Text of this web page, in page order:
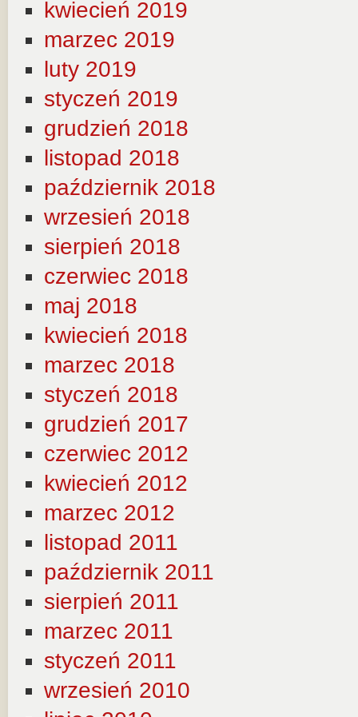
kwiecień 2019
marzec 2019
luty 2019
styczeń 2019
grudzień 2018
listopad 2018
październik 2018
wrzesień 2018
sierpień 2018
czerwiec 2018
maj 2018
kwiecień 2018
marzec 2018
styczeń 2018
grudzień 2017
czerwiec 2012
kwiecień 2012
marzec 2012
listopad 2011
październik 2011
sierpień 2011
marzec 2011
styczeń 2011
wrzesień 2010